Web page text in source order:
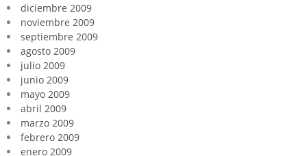
diciembre 2009
noviembre 2009
septiembre 2009
agosto 2009
julio 2009
junio 2009
mayo 2009
abril 2009
marzo 2009
febrero 2009
enero 2009